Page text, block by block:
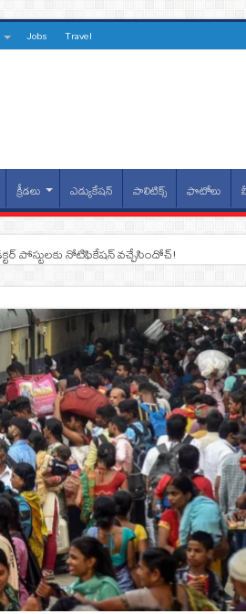
Jobs Travel
క్రీడలు ఎడ్యుకేషన్ పాలిటిక్స్ ఫొటోలు
పోస్టులకు నోటిఫికేషన్‌ వచ్చేసిందోచ్‌!